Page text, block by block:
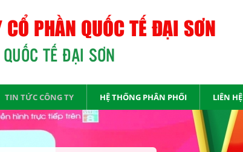
CỔ PHẦN QUỐC TẾ ĐẠI SƠN
TẾ ĐẠI SƠN
TIN TỨC CÔNG TY HỆ THỐNG PHÂN PHỐI LIÊN HỆ